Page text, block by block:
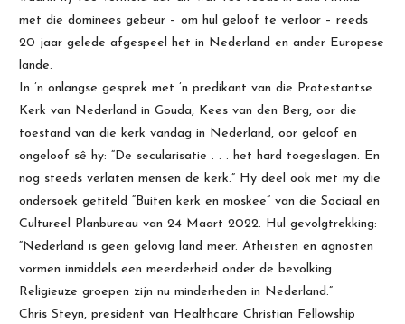
met die dominees gebeur – om hul geloof te verloor – reeds
20 jaar gelede afgespeel het in Nederland en ander Europese
lande.
In ’n onlangse gesprek met ’n predikant van die Protestantse
Kerk van Nederland in Gouda, Kees van den Berg, oor die
toestand van die kerk vandag in Nederland, oor geloof en
ongeloof sê hy: “De secularisatie . . . het hard toegeslagen. En
nog steeds verlaten mensen de kerk.” Hy deel ook met my die
ondersoek getiteld “Buiten kerk en moskee” van die Sociaal en
Cultureel Planbureau van 24 Maart 2022. Hul gevolgtrekking:
“Nederland is geen gelovig land meer. Atheïsten en agnosten
vormen inmiddels een meerderheid onder de bevolking.
Religieuze groepen zijn nu minderheden in Nederland.”
Chris Steyn, president van Healthcare Christian Fellowship